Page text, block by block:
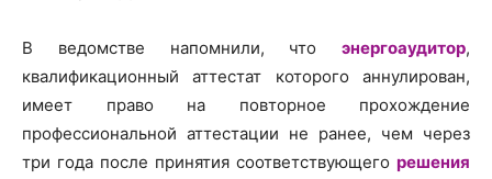
В ведомстве напомнили, что энергоаудитор,
квалификационный аттестат которого аннулирован,
имеет право на повторное прохождение
профессиональной аттестации не ранее, чем через
три года после принятия соответствующего решения